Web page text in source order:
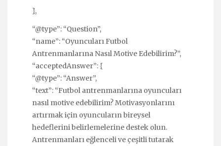
},
“@type”: “Question”,
“name”: “Oyuncuları Futbol
Antrenmanlarına Nasıl Motive Edebilirim?”,
“acceptedAnswer”: {
“@type”: “Answer”,
“text”: “Futbol antrenmanlarına oyuncuları
nasıl motive edebilirim? Motivasyonlarını
artırmak için oyuncuların bireysel
hedeflerini belirlemelerine destek olun.
Antrenmanları eğlenceli ve çeşitli tutarak